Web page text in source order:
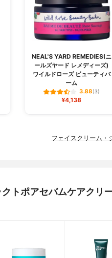
NEAL'S YARD REMEDIES(ニ
ールズヤード レメディーズ)
ワイルドローズ ビューティバ
ーム
3.88(3)
¥4,138
フェイスクリーム・
トポアセバムケアクリ